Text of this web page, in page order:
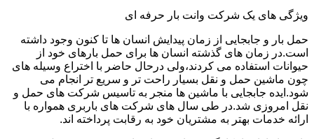
ویژگی های یک شرکت وانت بار حرفه ای
حمل بار و جابجایی از زمان پیدایش انسان ها تا کنون وجود داشته
است.در زمان های گذشته انسان ها برای حمل بارهای خود از
حیوانات استفاده می کردند،ولی درحال حاضر با اختراع وسیله های
چون ماشین حمل و نقل بسیار راحت تر و سریع تر انجام می
شود.ایده جابجایی با ماشین ها منجر به تاسیس شرکت های حمل و
نقل امروزی شد.در طی سال های شرکت های باربری همواره با
ارائه خدمات بهتر به مشتریان خود به رقابت پرداخته اند.